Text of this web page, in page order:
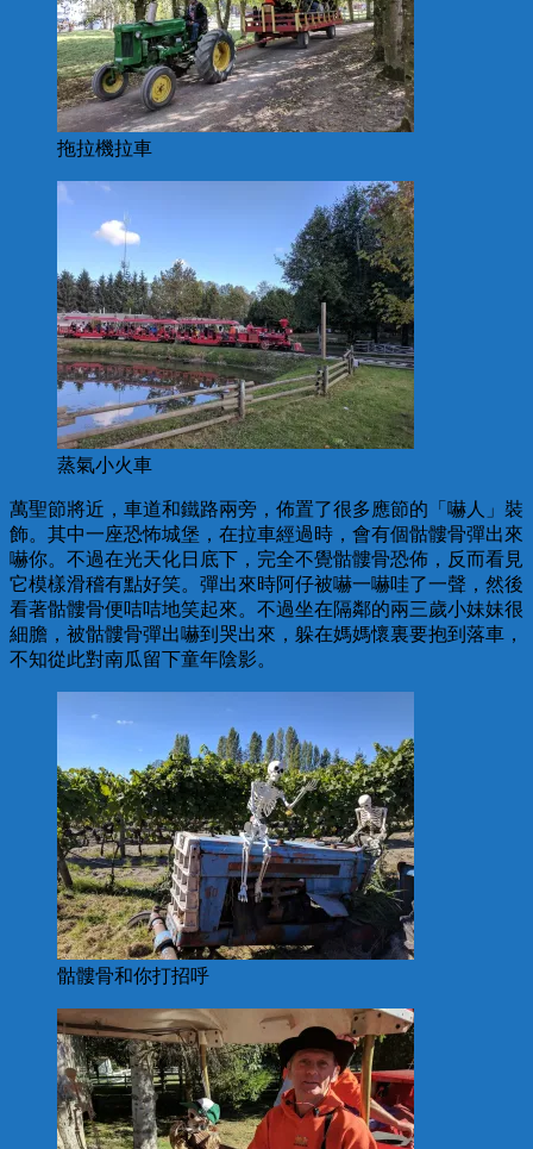
拖拉機拉車
蒸氣小火車
萬聖節將近，車道和鐵路兩旁，佈置了很多應節的「嚇人」裝
飾。其中一座恐怖城堡，在拉車經過時，會有個骷髏骨彈出來
嚇你。不過在光天化日底下，完全不覺骷髏骨恐佈，反而看見
它模樣滑稽有點好笑。彈出來時阿仔被嚇一嚇哇了一聲，然後
看著骷髏骨便咭咭地笑起來。不過坐在隔鄰的兩三歲小妹妹很
細膽，被骷髏骨彈出嚇到哭出來，躲在媽媽懷裏要抱到落車，
不知從此對南瓜留下童年陰影。
骷髏骨和你打招呼